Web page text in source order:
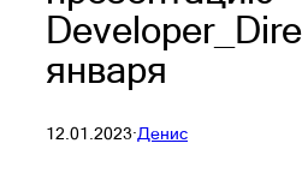
января
12.01.2023·Денис